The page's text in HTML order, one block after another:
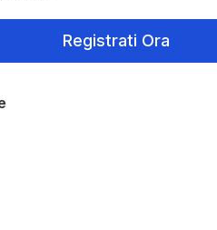
Registrati Ora